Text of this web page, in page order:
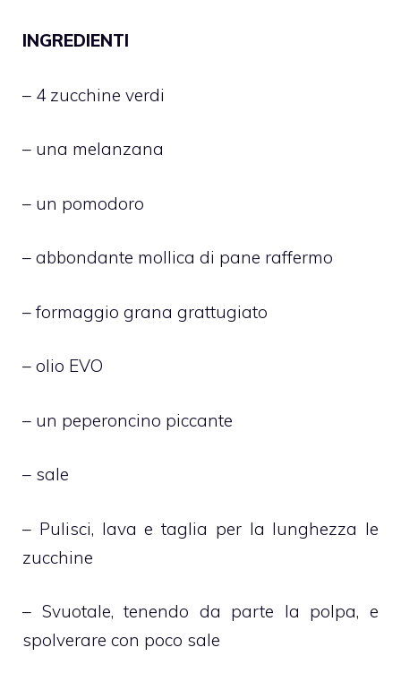
INGREDIENTI
– 4 zucchine verdi
– una melanzana
– un pomodoro
– abbondante mollica di pane raffermo
– formaggio grana grattugiato
– olio EVO
– un peperoncino piccante
– sale
– Pulisci, lava e taglia per la lunghezza le
zucchine
– Svuotale, tenendo da parte la polpa, e
spolverare con poco sale